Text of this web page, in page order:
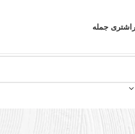
اشترى جمله